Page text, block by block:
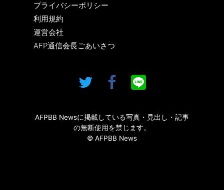
プライバシーポリシー
利用規約
運営会社
AFP通信会長ごあいさつ
AFPBB Newsに掲載している写真・見出し・記事
の無断使用を禁じます。
© AFPBB News